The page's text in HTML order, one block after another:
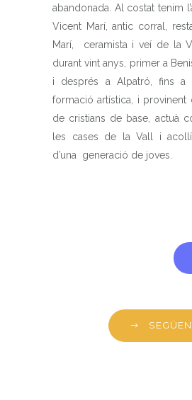
abandonada. Al costat tenim
Vicent Marí, antic corral,
Marí, ceramista i veí de la
durant vint anys, primer a
i després a Alpatró, fins a
formació artística, i provinent
de cristians de base, actuà
les cases de la Vall i
d’una generació de joves.